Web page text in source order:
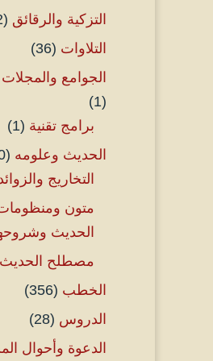
التزكية والرقائق (2)
التلاوات (36)
الجوامع
(1)
برامج تقنية (1)
الحديث وعلومه (10)
التخاريج
متون
الحديث
مصطلح الحديث
الخطب (356)
الدروس (28)
الدعوة وأحوال